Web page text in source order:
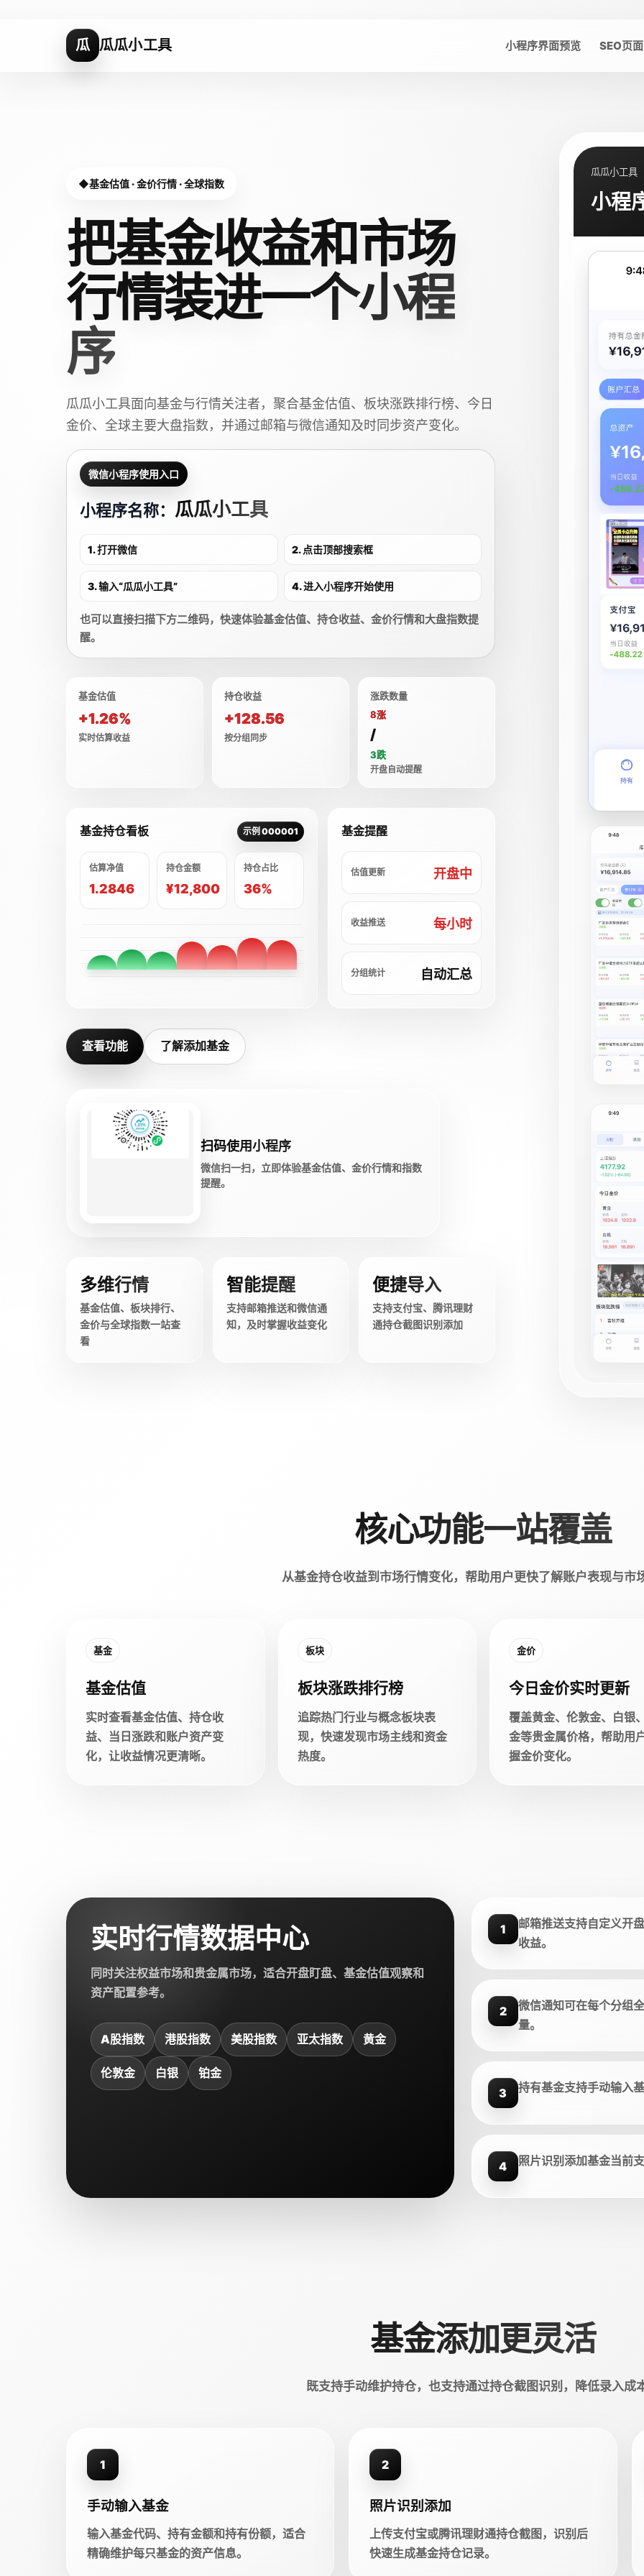
瓜 瓜瓜小工具 小程序界面预览 SEO页面
基金估值 · 金价行情 · 全球指数
把基金收益和市场
行情装进一个小程
序
瓜瓜小工具面向基金与行情关注者，聚合基金估值、板块涨跌排行榜、今日
金价、全球主要大盘指数，并通过邮箱与微信通知及时同步资产变化。
微信小程序使用入口
小程序名称： 瓜瓜小工具
1. 打开微信 2. 点击顶部搜索框
3. 输入“瓜瓜小工具” 4. 进入小程序开始使用
也可以直接扫描下方二维码，快速体验基金估值、持仓收益、金价行情和大盘指数提
醒。
基金估值
+1.26%
实时估算收益
持仓收益
+128.56
按分组同步
涨跌数量
8涨
/
3跌
开盘自动提醒
基金持仓看板 示例 000001
估算净值
1.2846
持仓金额
¥12,800
持仓占比
36%
基金提醒
估值更新 开盘中
收益推送 每小时
分组统计 自动汇总
查看功能 了解添加基金
扫码使用小程序
微信扫一扫，立即体验基金估值、金价行情和指数
提醒。
多维行情
基金估值、板块排行、
金价与全球指数一站查
看
智能提醒
支持邮箱推送和微信通
知，及时掌握收益变化
便捷导入
支持支付宝、腾讯理财
通持仓截图识别添加
瓜瓜小工具
小程
核心功能一站覆盖
从基金持仓收益到市场行情变化，帮助用户更快了解账户表现与市
基金
基金估值
实时查看基金估值、持仓收
益、当日涨跌和账户资产变
化，让收益情况更清晰。
板块
板块涨跌排行榜
追踪热门行业与概念板块表
现，快速发现市场主线和资金
热度。
金价
今日金价实时更新
覆盖黄金、伦敦金、白银
金等贵金属价格，帮助用
握金价变化。
实时行情数据中心
同时关注权益市场和贵金属市场，适合开盘盯盘、基金估值观察和
资产配置参考。
A股指数 港股指数 美股指数 亚太指数 黄金
伦敦金 白银 铂金
1
邮箱推送支持自定义开
收益。
2
微信通知可在每个分组
量。
3 持有基金支持手动输入
4 照片识别添加基金当前
基金添加更灵活
既支持手动维护持仓，也支持通过持仓截图识别，降低录入成
1
手动输入基金
输入基金代码、持有金额和持有份额，适合
精确维护每只基金的资产信息。
2
照片识别添加
上传支付宝或腾讯理财通持仓截图，识别后
快速生成基金持仓记录。